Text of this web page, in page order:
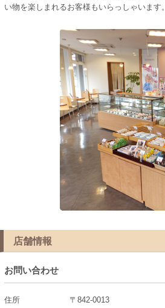
い物を楽しまれるお客様もいらっしゃいます。
店舗情報
お問い合わせ
住所
〒842-0013